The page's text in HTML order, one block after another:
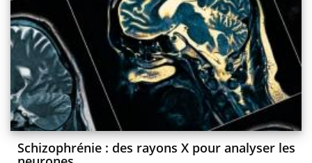
Schizophrénie : des rayons X pour analyser les